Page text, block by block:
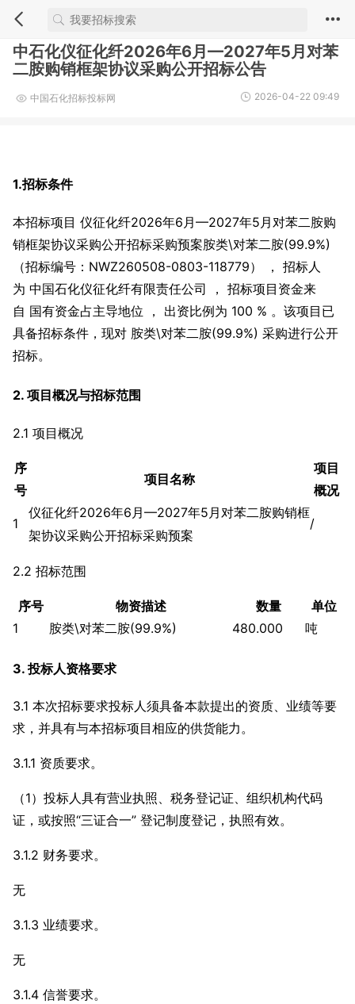
中石化仪征化纤2026年6月—2027年5月对苯
二胺购销框架协议采购公开招标公告
中国石化招标投标网 2026-04-22 09:49
1.招标条件
本招标项目 仪征化纤2026年6月—2027年5月对苯二胺购
销框架协议采购公开招标采购预案胺类\对苯二胺(99.9%)
（招标编号：NWZ260508-0803-118779） ， 招标人
为 中国石化仪征化纤有限责任公司 ， 招标项目资金来
自 国有资金占主导地位 ， 出资比例为 100 % 。该项目已
具备招标条件，现对 胺类\对苯二胺(99.9%) 采购进行公开
招标。
2. 项目概况与招标范围
2.1 项目概况
序
号
项目名称
项目
概况
1
仪征化纤2026年6月—2027年5月对苯二胺购销框
架协议采购公开招标采购预案
/
2.2 招标范围
序号 物资描述 数量
单位
1
胺类\对苯二胺(99.9%) 480.000 吨
3. 投标人资格要求
3.1 本次招标要求投标人须具备本款提出的资质、业绩等要
求，并具有与本招标项目相应的供货能力。
3.1.1 资质要求。
（1）投标人具有营业执照、税务登记证、组织机构代码
证，或按照“三证合一” 登记制度登记，执照有效。
3.1.2 财务要求。
无
3.1.3 业绩要求。
无
3.1.4 信誉要求。